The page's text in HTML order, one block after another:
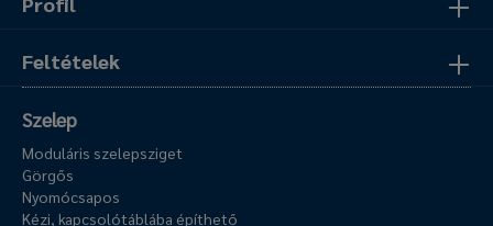
Feltételek
Szelep
Moduláris szelepsziget
Görgős
Nyomócsapos
Kézi, kapcsolótáblába építhető